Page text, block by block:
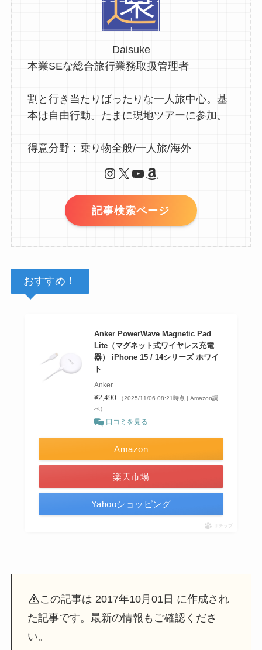
Daisuke
本業SEな総合旅行業務取扱管理者
割と行き当たりばったりな一人旅中心。基
本は自由行動。たまに現地ツアーに参加。
得意分野：乗り物全般/一人旅/海外
Instagram X YouTube Amazon
記事検索ページ
おすすめ！
Anker PowerWave Magnetic Pad
Lite（マグネット式ワイヤレス充電
器） iPhone 15 / 14シリーズ ホワイ
ト
Anker
¥2,490
（2025/11/06 08:21時点 | Amazon調
べ）
口コミを見る
Amazon
楽天市場
Yahooショッピング
ポチップ
この記事は 2017年10月01日 に作成され
た記事です。最新の情報もご確認くださ
い。